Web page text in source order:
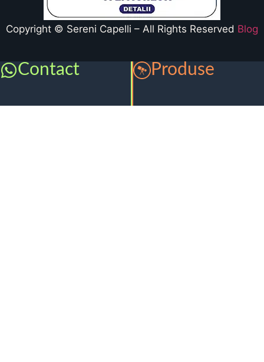
Copyright © Sereni Capelli – All Rights Reserved Blog
Contact Produse